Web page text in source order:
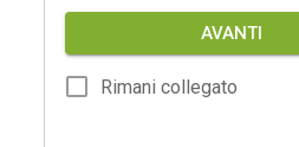
AVANTI
Rimani collegato